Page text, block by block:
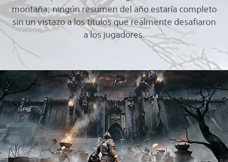
montaña; ningún resumen del año estaría completo
sin un vistazo a los títulos que realmente desafiaron
a los jugadores.